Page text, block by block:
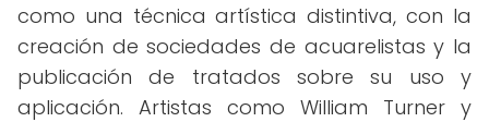
como una técnica artística distintiva, con la
creación de sociedades de acuarelistas y la
publicación de tratados sobre su uso y
aplicación. Artistas como William Turner y